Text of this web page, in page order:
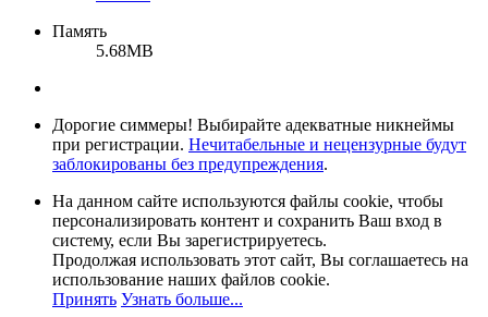
Память
5.68MB
Дорогие симмеры! Выбирайте адекватные никнеймы
при регистрации. Нечитабельные и нецензурные будут
заблокированы без предупреждения.
На данном сайте используются файлы cookie, чтобы
персонализировать контент и сохранить Ваш вход в
систему, если Вы зарегистрируетесь.
Продолжая использовать этот сайт, Вы соглашаетесь на
использование наших файлов cookie.
Принять Узнать больше...